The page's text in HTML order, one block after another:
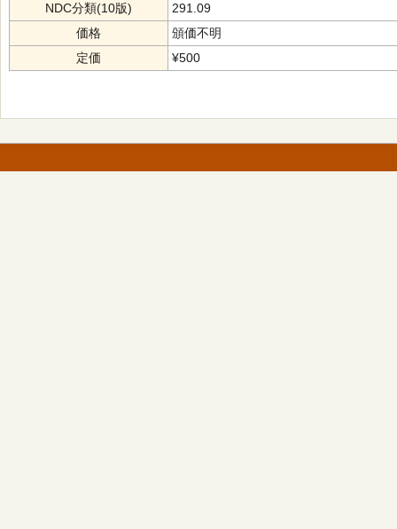
NDC分類(10版)
291.09
価格
頒価不明
定価
¥500